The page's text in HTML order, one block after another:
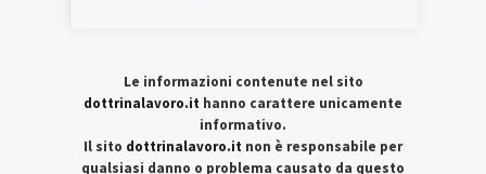
Le informazioni contenute nel sito
dottrinalavoro.it hanno carattere unicamente
informativo.
Il sito dottrinalavoro.it non è responsabile per
qualsiasi danno o problema causato da questo